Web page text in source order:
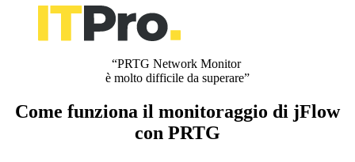
“PRTG Network Monitor
è molto difficile da superare”
Come funziona il monitoraggio di jFlow
con PRTG